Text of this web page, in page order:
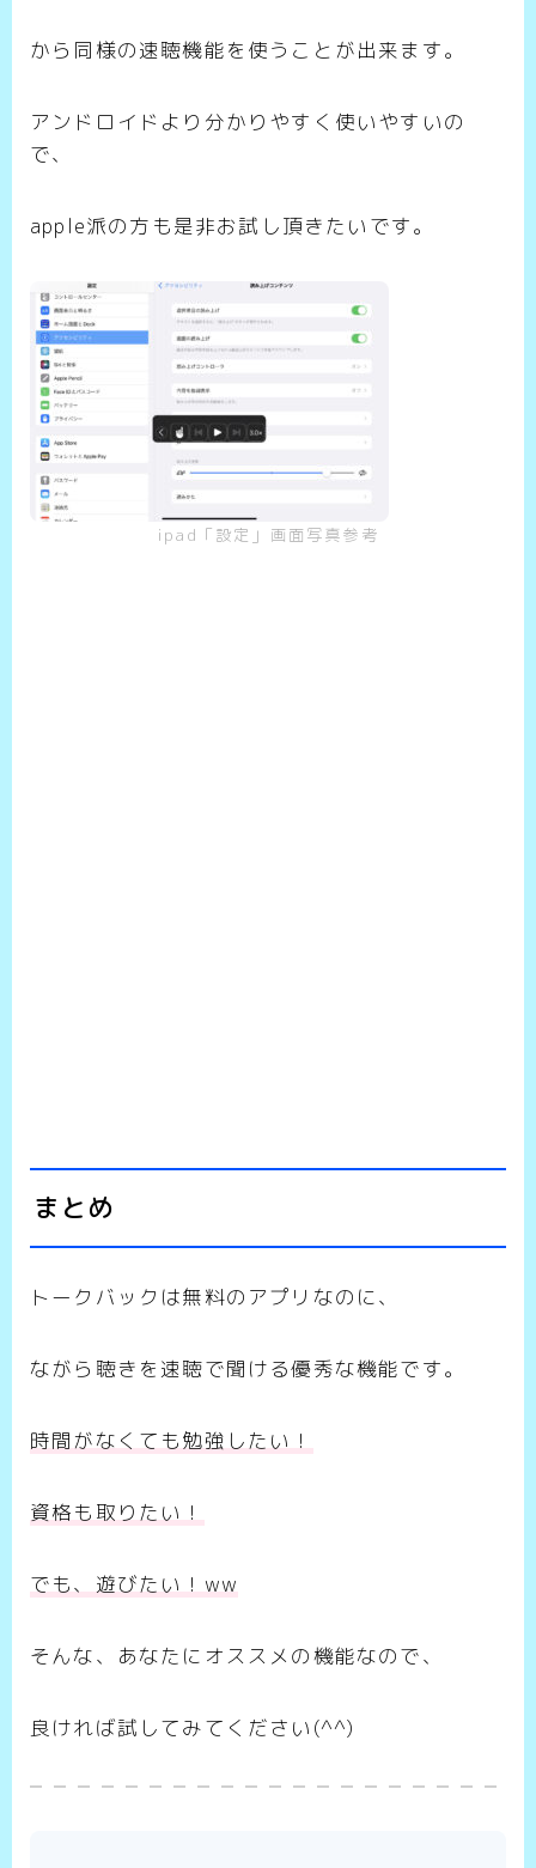
から同様の速聴機能を使うことが出来ます。
アンドロイドより分かりやすく使いやすいの
で、
apple派の方も是非お試し頂きたいです。
ipad「設定」画面写真参考
まとめ
トークバックは無料のアプリなのに、
ながら聴きを速聴で聞ける優秀な機能です。
時間がなくても勉強したい！
資格も取りたい！
でも、遊びたい！ww
そんな、あなたにオススメの機能なので、
良ければ試してみてください(^^)